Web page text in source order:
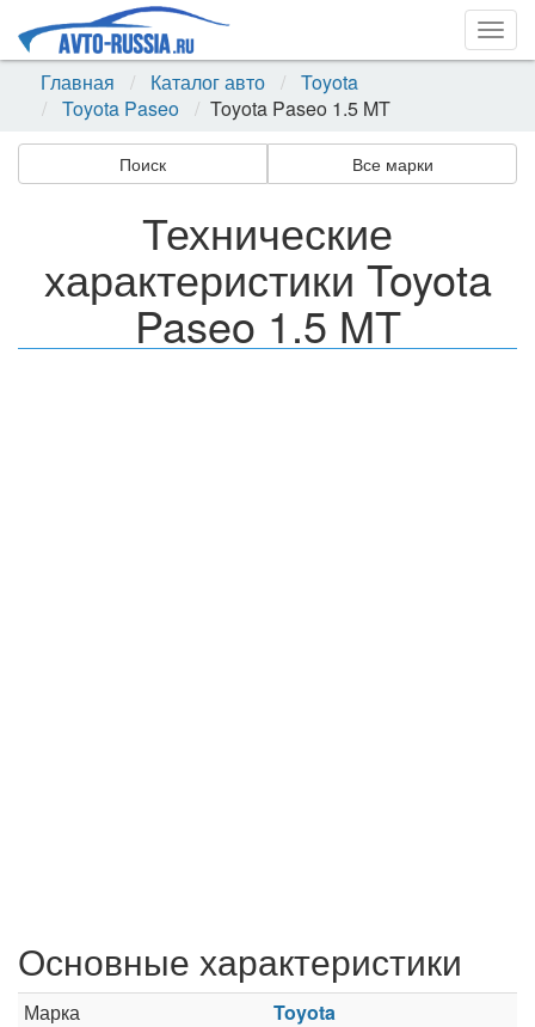
Главная
Каталог авто
Toyota
Toyota Paseo
Toyota Paseo 1.5 MT
Поиск Все марки
Технические
характеристики Toyota
Paseo 1.5 MT
Основные характеристики
Марка
Toyota